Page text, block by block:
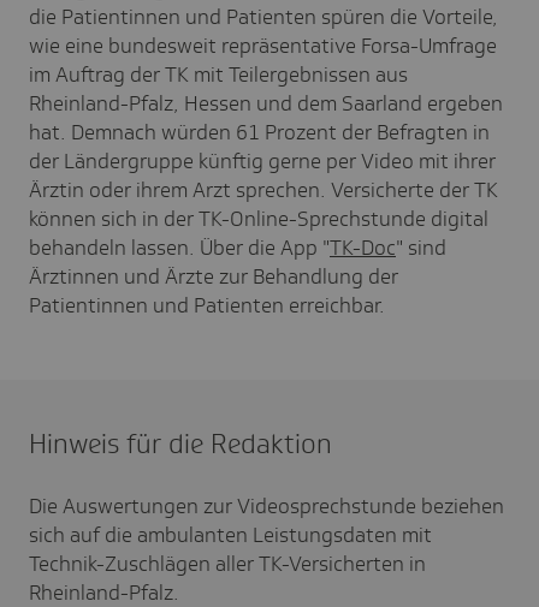
die Patientinnen und Patienten spüren die Vorteile,
wie eine bundesweit repräsentative Forsa-Umfrage
im Auftrag der TK mit Teilergebnissen aus
Rheinland-Pfalz, Hessen und dem Saarland ergeben
hat. Demnach würden 61 Prozent der Befragten in
der Ländergruppe künftig gerne per Video mit ihrer
Ärztin oder ihrem Arzt sprechen. Versicherte der TK
können sich in der TK-Online-Sprechstunde digital
behandeln lassen. Über die App "TK-Doc" sind
Ärztinnen und Ärzte zur Behandlung der
Patientinnen und Patienten erreichbar.
Hinweis für die Redaktion
Die Auswertungen zur Videosprechstunde beziehen
sich auf die ambulanten Leistungsdaten mit
Technik-Zuschlägen aller TK-Versicherten in
Rheinland-Pfalz.